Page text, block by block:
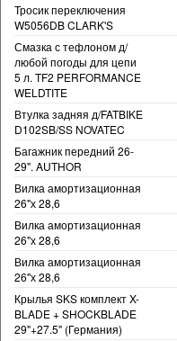
Тросик переключения
W5056DB CLARK'S
Смазка с тефлоном д/
любой погоды для цепи
5 л. TF2 PERFORMANCE
WELDTITE
Втулка задняя д/FATBIKE
D102SB/SS NOVATEC
Багажник передний 26-
29". AUTHOR
Вилка амортизационная
26"х 28,6
Вилка амортизационная
26"х 28,6
Вилка амортизационная
26"х 28,6
Крылья SKS комплект X-
BLADE + SHOCKBLADE
29"+27.5" (Германия)